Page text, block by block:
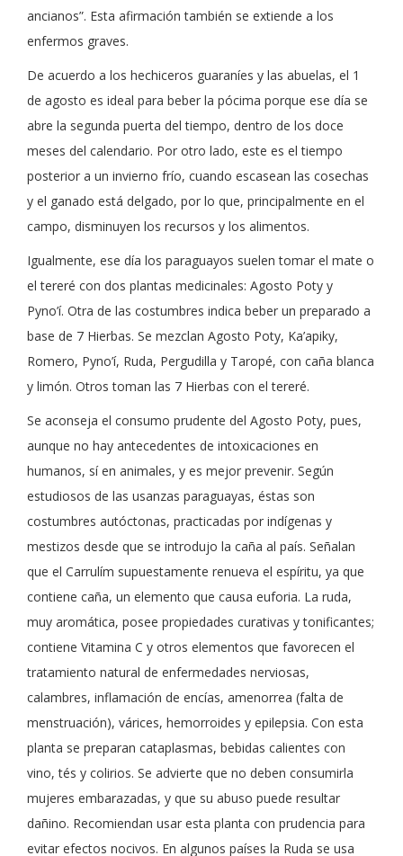
ancianos”. Esta afirmación también se extiende a los
enfermos graves.
De acuerdo a los hechiceros guaraníes y las abuelas, el 1
de agosto es ideal para beber la pócima porque ese día se
abre la segunda puerta del tiempo, dentro de los doce
meses del calendario. Por otro lado, este es el tiempo
posterior a un invierno frío, cuando escasean las cosechas
y el ganado está delgado, por lo que, principalmente en el
campo, disminuyen los recursos y los alimentos.
Igualmente, ese día los paraguayos suelen tomar el mate o
el tereré con dos plantas medicinales: Agosto Poty y
Pyno’í. Otra de las costumbres indica beber un preparado a
base de 7 Hierbas. Se mezclan Agosto Poty, Ka’apiky,
Romero, Pyno’í, Ruda, Pergudilla y Taropé, con caña blanca
y limón. Otros toman las 7 Hierbas con el tereré.
Se aconseja el consumo prudente del Agosto Poty, pues,
aunque no hay antecedentes de intoxicaciones en
humanos, sí en animales, y es mejor prevenir. Según
estudiosos de las usanzas paraguayas, éstas son
costumbres autóctonas, practicadas por indígenas y
mestizos desde que se introdujo la caña al país. Señalan
que el Carrulím supuestamente renueva el espíritu, ya que
contiene caña, un elemento que causa euforia. La ruda,
muy aromática, posee propiedades curativas y tonificantes;
contiene Vitamina C y otros elementos que favorecen el
tratamiento natural de enfermedades nerviosas,
calambres, inflamación de encías, amenorrea (falta de
menstruación), várices, hemorroides y epilepsia. Con esta
planta se preparan cataplasmas, bebidas calientes con
vino, tés y colirios. Se advierte que no deben consumirla
mujeres embarazadas, y que su abuso puede resultar
dañino. Recomiendan usar esta planta con prudencia para
evitar efectos nocivos. En algunos países la Ruda se usa